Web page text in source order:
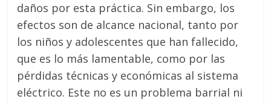
daños por esta práctica. Sin embargo, los
efectos son de alcance nacional, tanto por
los niños y adolescentes que han fallecido,
que es lo más lamentable, como por las
pérdidas técnicas y económicas al sistema
eléctrico. Este no es un problema barrial ni